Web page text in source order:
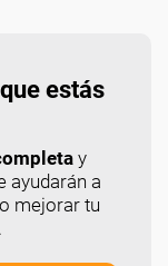
estás
y
ayudarán a
mejorar tu